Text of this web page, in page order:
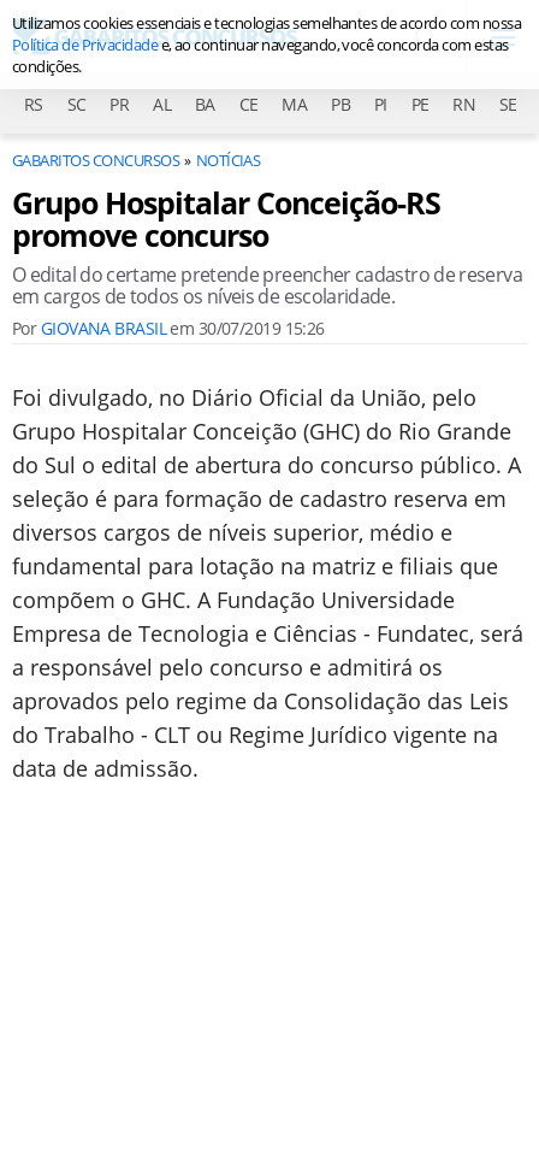
RS SC PR AL BA CE MA PB PI PE RN SE
GABARITOS CONCURSOS NOTÍCIAS
Grupo Hospitalar Conceição-RS
promove concurso
O edital do certame pretende preencher cadastro de reserva
em cargos de todos os níveis de escolaridade.
PorGIOVANA BRASILem 30/07/2019 15:26
Foi divulgado, no Diário Oficial da União, pelo
Grupo Hospitalar Conceição (GHC) do Rio Grande
do Sul o edital de abertura do concurso público. A
seleção é para formação de cadastro reserva em
diversos cargos de níveis superior, médio e
fundamental para lotação na matriz e filiais que
compõem o GHC. A Fundação Universidade
Empresa de Tecnologia e Ciências - Fundatec, será
a responsável pelo concurso e admitirá os
aprovados pelo regime da Consolidação das Leis
do Trabalho - CLT ou Regime Jurídico vigente na
data de admissão.
Utilizamos cookies essenciais e tecnologias semelhantes de acordo com nossa
Política de Privacidadee, ao continuar navegando, você concorda com estas
condições.